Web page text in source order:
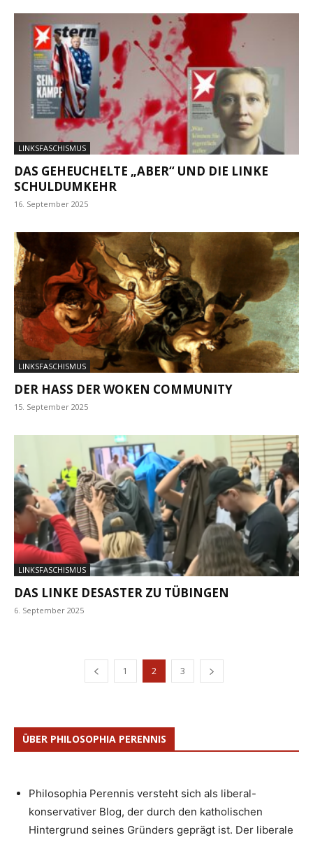
LINKSFASCHISMUS
DAS GEHEUCHELTE „ABER“ UND DIE LINKE
SCHULDUMKEHR
16. September 2025
LINKSFASCHISMUS
DER HASS DER WOKEN COMMUNITY
15. September 2025
LINKSFASCHISMUS
DAS LINKE DESASTER ZU TÜBINGEN
6. September 2025
1 2 3
ÜBER PHILOSOPHIA PERENNIS
Philosophia Perennis versteht sich als liberal-
konservativer Blog, der durch den katholischen
Hintergrund seines Gründers geprägt ist. Der liberale